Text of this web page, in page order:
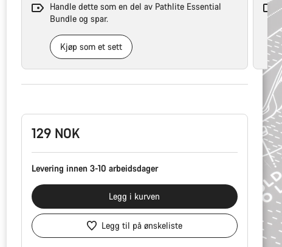
Handle dette som en del av Pathlite Essential
Bundle og spar.
Kjøp som et sett
129 NOK
Levering innen 3-10 arbeidsdager
Legg i kurven
Legg til på ønskeliste